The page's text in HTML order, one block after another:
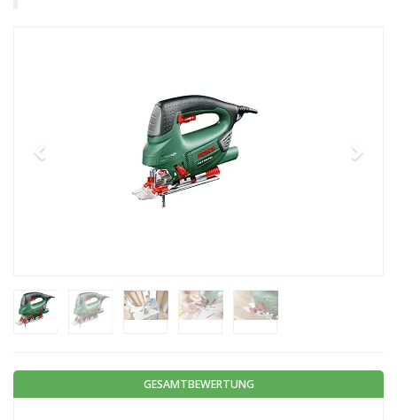
GESAMTBEWERTUNG